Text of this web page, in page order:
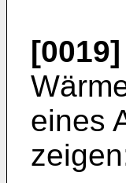
[0019]
eines